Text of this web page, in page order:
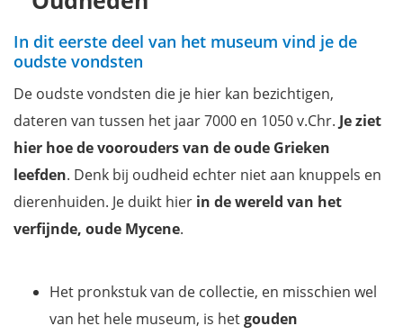
In dit eerste deel van het museum vind je de
oudste vondsten
De oudste vondsten die je hier kan bezichtigen,
dateren van tussen het jaar 7000 en 1050 v.Chr. Je ziet
hier hoe de voorouders van de oude Grieken
leefden. Denk bij oudheid echter niet aan knuppels en
dierenhuiden. Je duikt hier in de wereld van het
verfijnde, oude Mycene.
Het pronkstuk van de collectie, en misschien wel
van het hele museum, is hetgouden